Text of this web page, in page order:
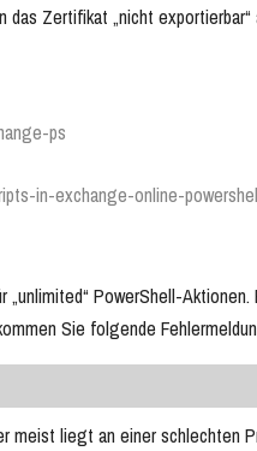
Zertifikat „nicht exportierbar“
ps
in-exchange-online-
PowerShell-Aktionen.
Sie folgende
meist liegt an einer schlechten